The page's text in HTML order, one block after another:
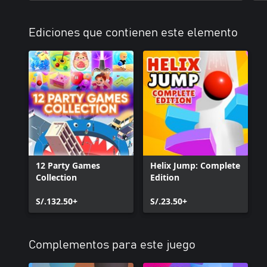
Ediciones que contienen este elemento
12 Party Games
Collection
S/.132.50+
Helix Jump: Complete
Edition
S/.23.50+
Complementos para este juego